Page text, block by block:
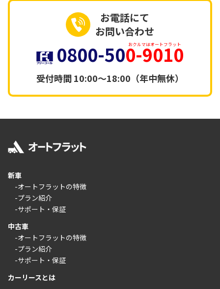
お電話にて
お問い合わせ
0800-500-9010
おクルマはオートフラット
受付時間10:00～18:00（年中無休）
新車
-オートフラットの特徴
-プラン紹介
-サポート・保証
中古車
-オートフラットの特徴
-プラン紹介
-サポート・保証
カーリースとは